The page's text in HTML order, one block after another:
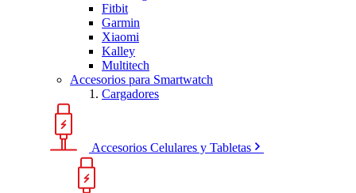
Fitbit
Garmin
Xiaomi
Kalley
Multitech
Accesorios para Smartwatch
Cargadores
Accesorios Celulares y Tabletas